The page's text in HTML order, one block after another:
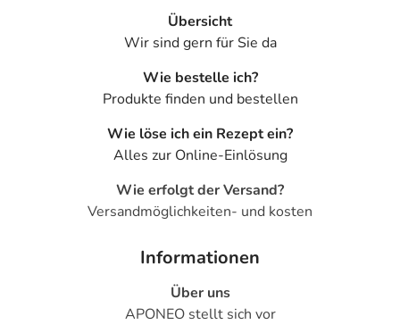
Übersicht
Wir sind gern für Sie da
Wie bestelle ich?
Produkte finden und bestellen
Wie löse ich ein Rezept ein?
Alles zur Online-Einlösung
Wie erfolgt der Versand?
Versandmöglichkeiten- und kosten
Informationen
Über uns
APONEO stellt sich vor